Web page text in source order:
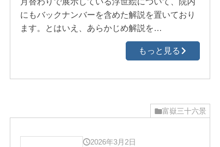
にもバックナンバーを含めた解説を置いており
ます。とはいえ、あらかじめ解説を…
もっと見る
富嶽三十六景
2026年3月2日